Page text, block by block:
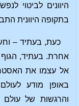
היוונים לביטוי
בתקופה היוונית
כעת, בעתיד –
אחרת. בעתיד, הגוף
אל עצמו את
באופן מודע
והרגשות של